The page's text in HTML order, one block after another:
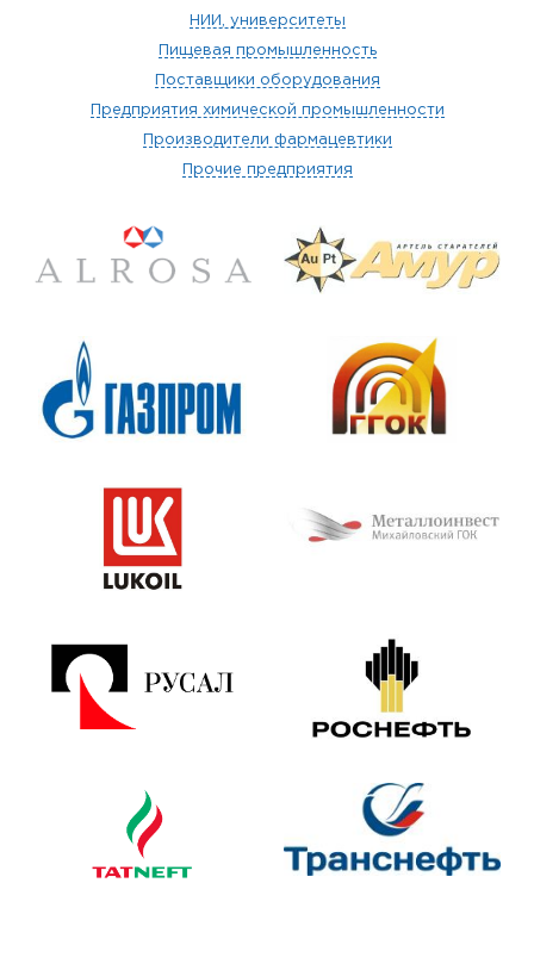
НИИ, университеты
Пищевая промышленность
Поставщики оборудования
Предприятия химической промышленности
Производители фармацевтики
Прочие предприятия